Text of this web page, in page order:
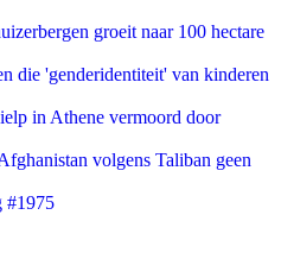
groeit naar 100 hectare
die 'genderidentiteit' van kinderen
in Athene vermoord door
volgens Taliban geen
#1975